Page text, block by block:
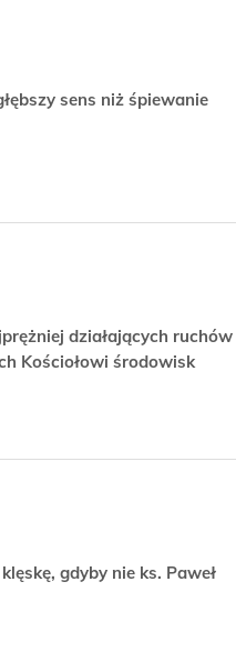
sens niż śpiewanie
działających ruchów
Kościołowi środowisk
gdyby nie ks. Paweł